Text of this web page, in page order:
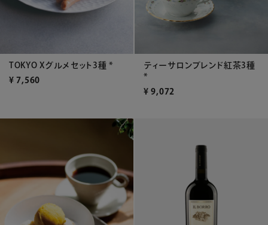
TOKYO Xグルメセット3種 *
¥ 7,560
ティーサロンブレンド紅茶3種
*
¥ 9,072